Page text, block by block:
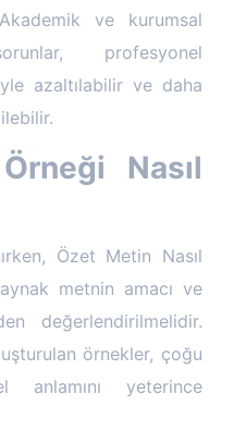
ve kurumsal
profesyonel
azaltılabilir ve daha
Nasıl
Özet Metin Nasıl
metnin amacı ve
değerlendirilmelidir.
örnekler, çoğu
anlamını yeterince